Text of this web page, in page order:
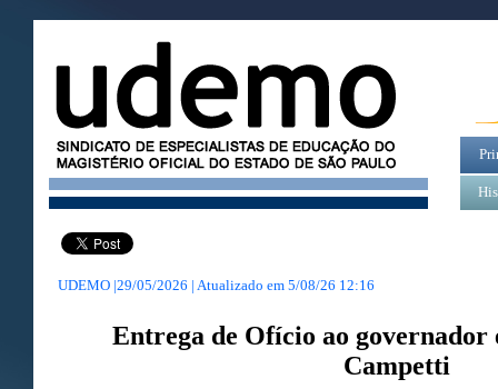
UDEMO |29/05/2026 | Atualizado em 5/08/26 12:16
Entrega de Ofício ao governador
Campetti